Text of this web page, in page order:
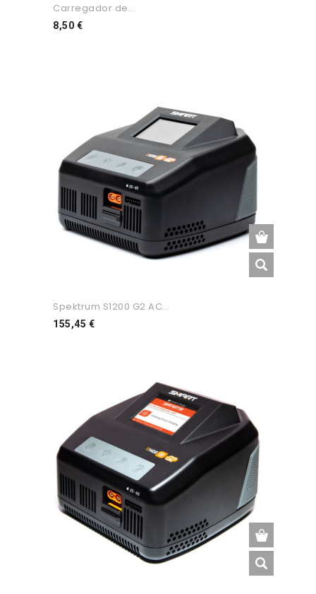
Carregador de...
8,50 €Preço
Spektrum S1200 G2 AC...
155,45 €Preço